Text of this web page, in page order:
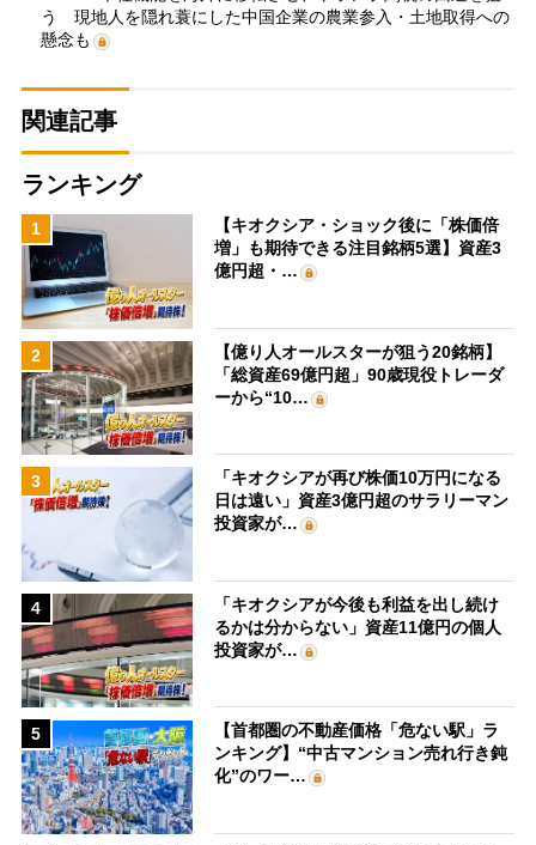
う 現地人を隠れ蓑にした中国企業の農業参入・土地取得への
懸念も
関連記事
ランキング
1
【キオクシア・ショック後に「株価倍
増」も期待できる注目銘柄5選】資産3
億円超・…
2
【億り人オールスターが狙う20銘柄】
「総資産69億円超」90歳現役トレーダ
ーから“10…
3
「キオクシアが再び株価10万円になる
日は遠い」資産3億円超のサラリーマン
投資家が…
4
「キオクシアが今後も利益を出し続け
るかは分からない」資産11億円の個人
投資家が…
5
【首都圏の不動産価格「危ない駅」ラ
ンキング】“中古マンション売れ行き鈍
化”のワー…